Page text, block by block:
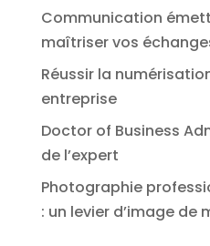
Communication
maîtriser vos
Réussir la
entreprise
Doctor of Business
de l’expert
Photographie
: un levier d’image de